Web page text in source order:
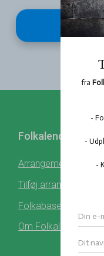
Folkalender
Arrangementer
Tilføj arrangement
Folkabasen
Om Folkalender